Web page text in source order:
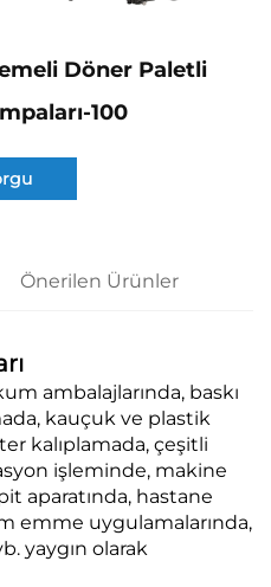
Döner Paletli
100
Önerilen Ürünler
ambalajlarında, baskı
kauçuk ve plastik
kalıplamada, çeşitli
işleminde, makine
aparatında, hastane
emme uygulamalarında,
yaygın olarak